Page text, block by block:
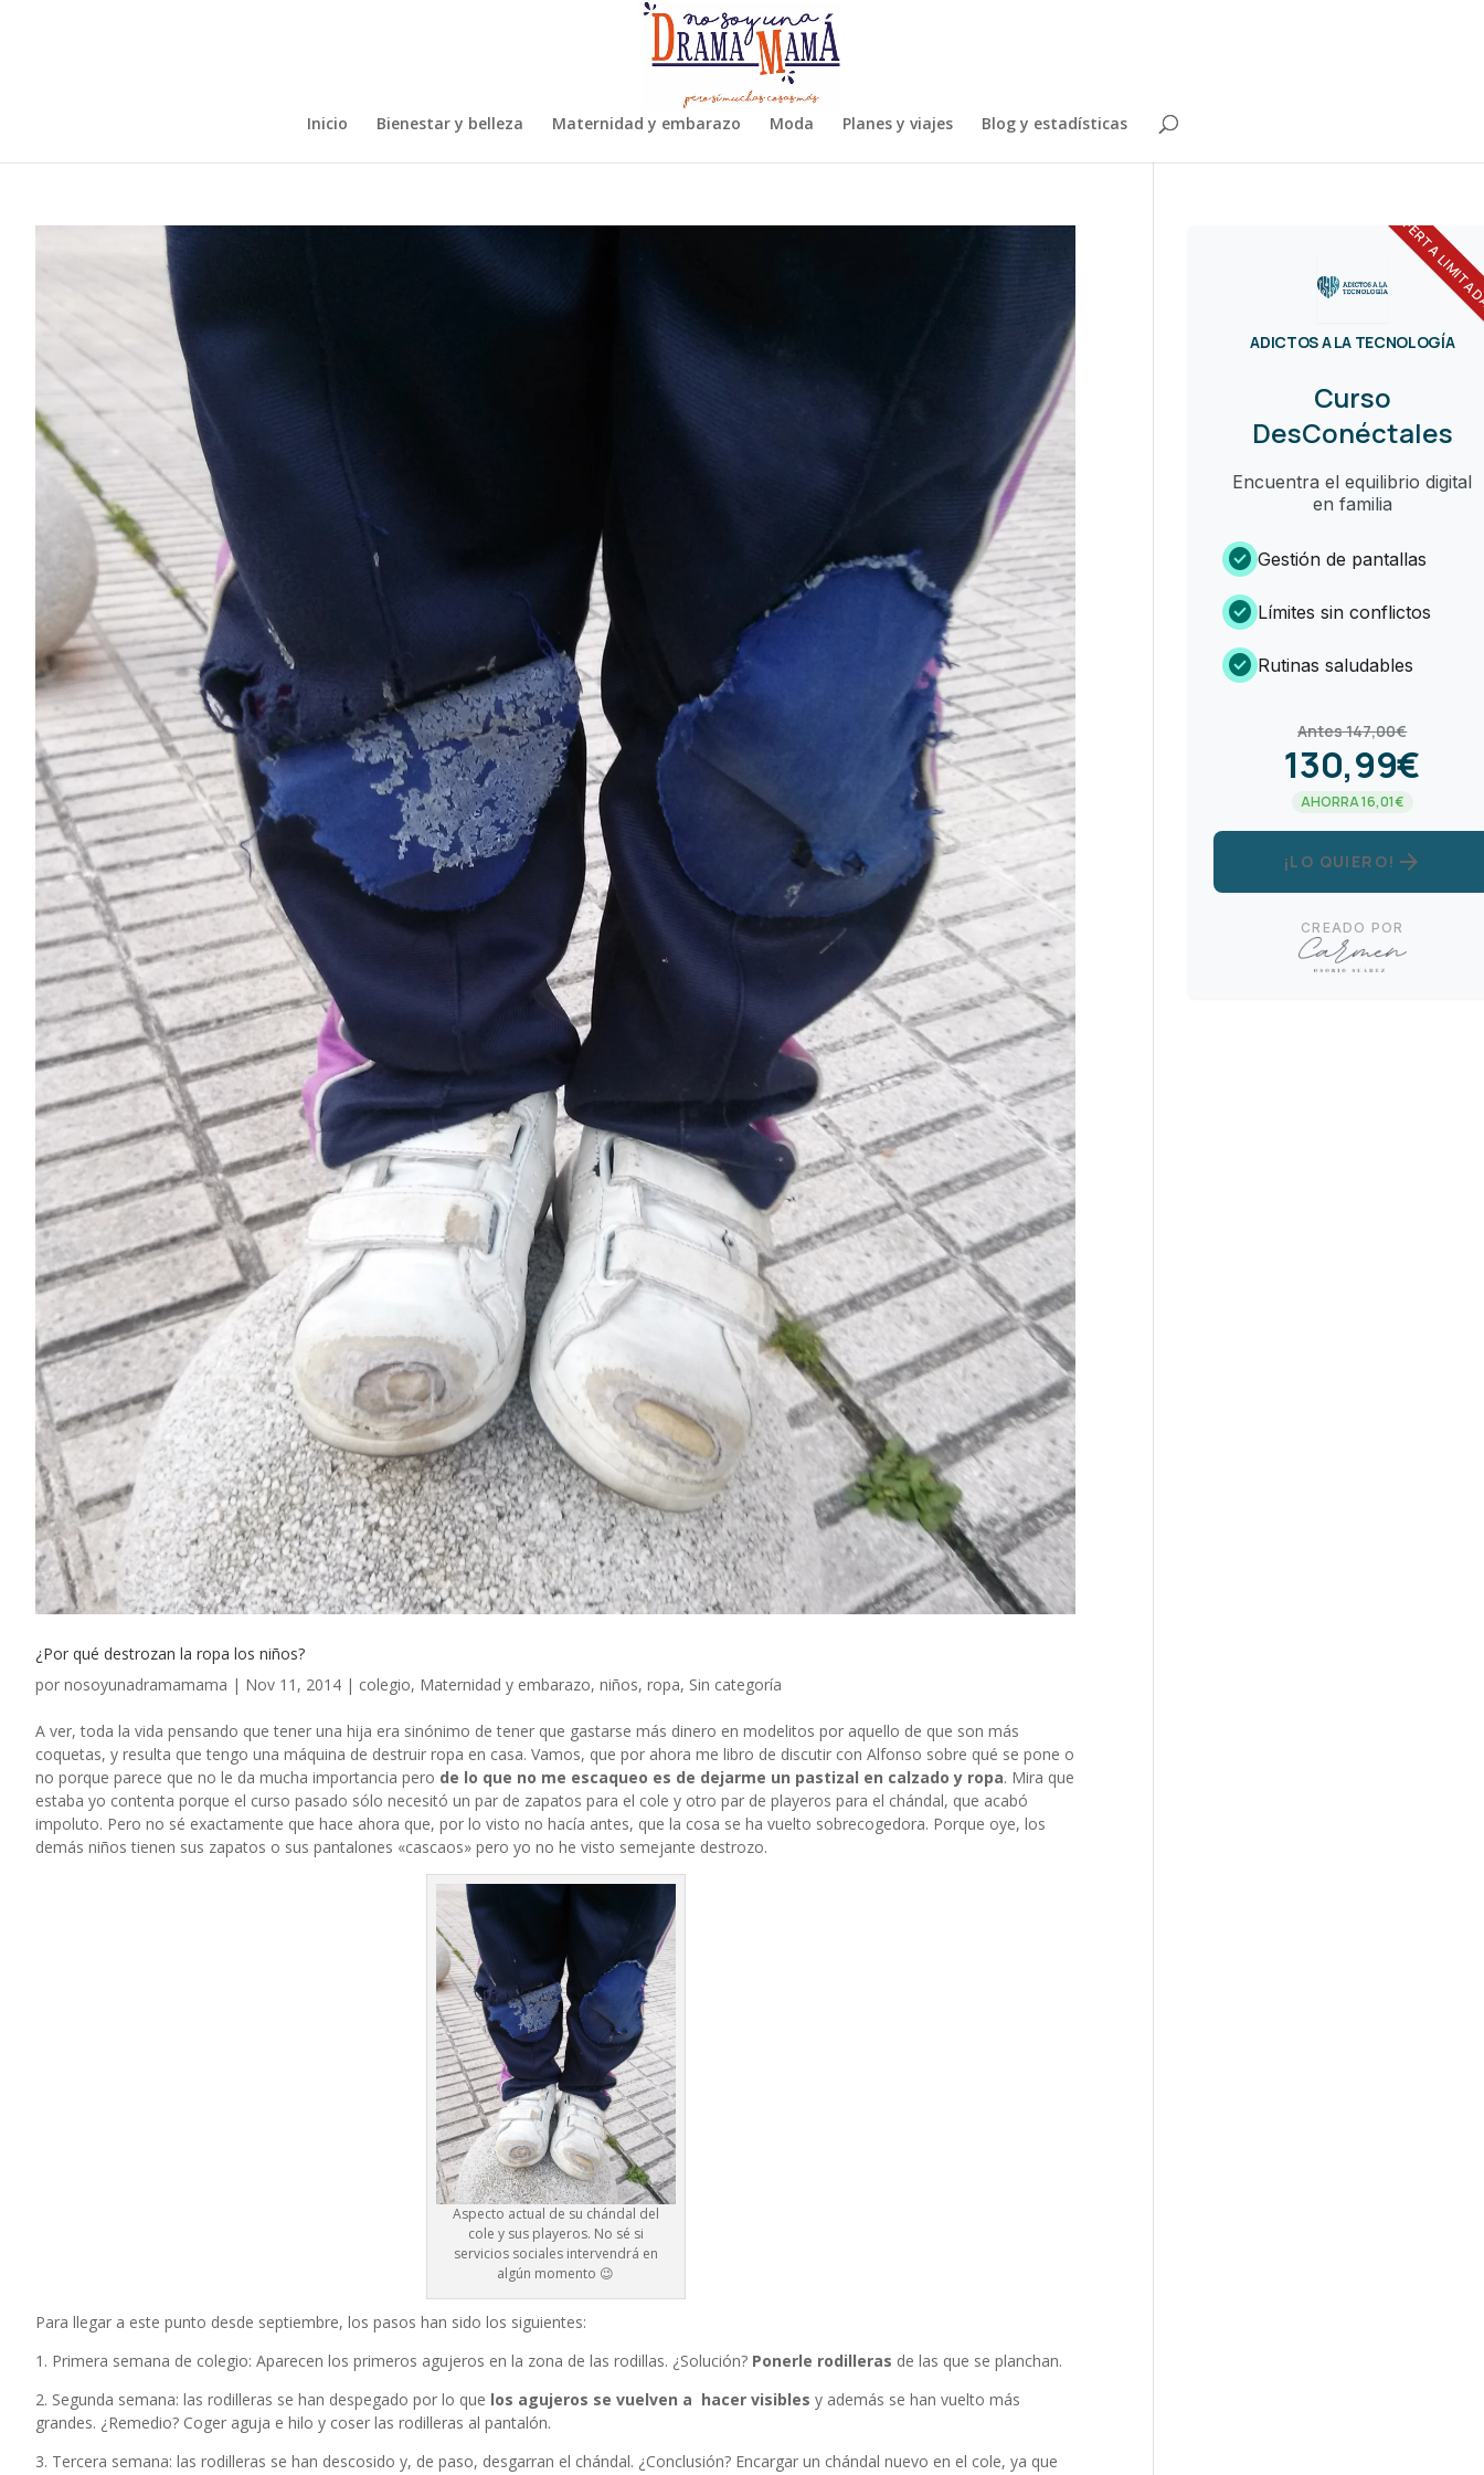
Inicio Bienestar y belleza Maternidad y embarazo Moda Planes y viajes Blog y estadísticas
¿Por qué destrozan la ropa los niños?
por nosoyunadramamama | Nov 11, 2014 | colegio, Maternidad y embarazo, niños, ropa, Sin categoría
A ver, toda la vida pensando que tener una hija era sinónimo de tener que gastarse más dinero en modelitos por aquello de que son más
coquetas, y resulta que tengo una máquina de destruir ropa en casa. Vamos, que por ahora me libro de discutir con Alfonso sobre qué se pone o
no porque parece que no le da mucha importancia pero de lo que no me escaqueo es de dejarme un pastizal en calzado y ropa. Mira que
estaba yo contenta porque el curso pasado sólo necesitó un par de zapatos para el cole y otro par de playeros para el chándal, que acabó
impoluto. Pero no sé exactamente que hace ahora que, por lo visto no hacía antes, que la cosa se ha vuelto sobrecogedora. Porque oye, los
demás niños tienen sus zapatos o sus pantalones «cascaos» pero yo no he visto semejante destrozo.
Aspecto actual de su chándal del
cole y sus playeros. No sé si
servicios sociales intervendrá en
algún momento 😉
Para llegar a este punto desde septiembre, los pasos han sido los siguientes:
1. Primera semana de colegio: Aparecen los primeros agujeros en la zona de las rodillas. ¿Solución? Ponerle rodilleras de las que se planchan.
2. Segunda semana: las rodilleras se han despegado por lo que los agujeros se vuelven a hacer visibles y además se han vuelto más
grandes. ¿Remedio? Coger aguja e hilo y coser las rodilleras al pantalón.
3. Tercera semana: las rodilleras se han descosido y, de paso, desgarran el chándal. ¿Conclusión? Encargar un chándal nuevo en el cole, ya que
OFERTA
ADICTOS A LA TECNOLOGÍA
Curso
DesConéctales
Encuentra el equilibrio digital
en familia
check_circle Gestión de pantallas
check_circle Límites sin conflictos
check_circle Rutinas saludables
Antes 147,00€
130,99€
AHORRA 16,01€
¡LO QUIERO! arrow_forward
CREADO POR